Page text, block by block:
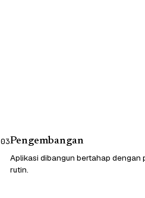
03Pengembangan
Aplikasi dibangun bertahap dengan
rutin.